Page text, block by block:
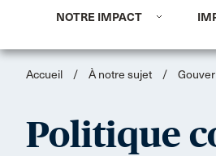
NOTRE IMPACT
Accueil / À notre sujet /
Politique